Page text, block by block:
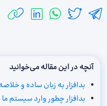
آنچه در این مقاله می‌خوانید
بدافزار به زبان ساده و
بدافزار چطور وارد سیستم